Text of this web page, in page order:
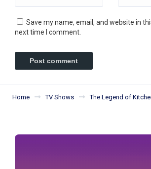
Save my name, email, and website in
next time I comment.
Home TV Shows The Legend of